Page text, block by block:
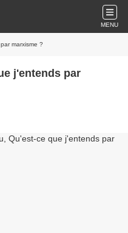
MENU
marxisme ?
j'entends par